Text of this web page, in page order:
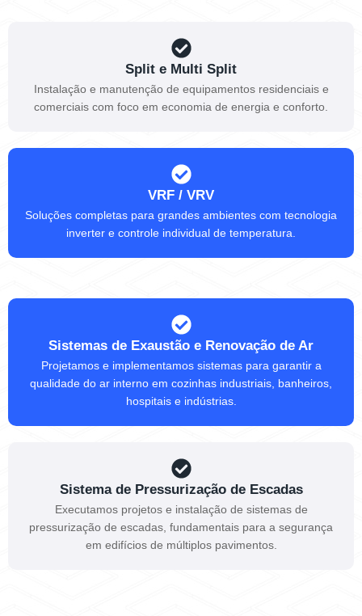
Split e Multi Split
Instalação e manutenção de equipamentos residenciais e
comerciais com foco em economia de energia e conforto.
VRF / VRV
Soluções completas para grandes ambientes com tecnologia
inverter e controle individual de temperatura.
Sistemas de Exaustão e Renovação de Ar
Projetamos e implementamos sistemas para garantir a
qualidade do ar interno em cozinhas industriais, banheiros,
hospitais e indústrias.
Sistema de Pressurização de Escadas
Executamos projetos e instalação de sistemas de
pressurização de escadas, fundamentais para a segurança
em edifícios de múltiplos pavimentos.